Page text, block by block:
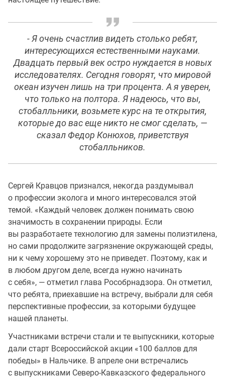
- Я очень счастлив видеть столько ребят,
интересующихся естественными науками.
Двадцать первый век остро нуждается в новых
исследователях. Сегодня говорят, что мировой
океан изучен лишь на три процента. А я уверен,
что только на полтора. Я надеюсь, что вы,
стобалльники, возьмете курс на те открытия,
которые до вас еще никто не смог сделать, —
сказал Федор Конюхов, приветствуя
стобалльников.
Сергей Кравцов признался, некогда раздумывал
о профессии эколога и много интересовался этой
темой. «Каждый человек должен понимать свою
значимость в сохранении природы. Если
вы разработаете технологию для замены полиэтилена,
но сами продолжите загрязнение окружающей среды,
ни к чему хорошему это не приведет. Поэтому, как и
в любом другом деле, всегда нужно начинать
с себя», — отметил глава Рособрнадзора. Он отметил,
что ребята, приехавшие на встречу, выбрали для себя
перспективные профессии, за которыми будущее
нашей планеты.
Участниками встречи стали и те выпускники, которые
дали старт Всероссийской акции «100 баллов для
победы» в Нальчике. В апреле они встречались
с выпускниками Северо-Кавказского федерального